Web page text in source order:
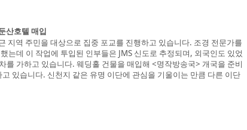
산호텔 매입
지역 주민을 대상으로 집중 포교를 진행하고 있습니다. 조경 전문가를
는데 이 작업에 투입된 인부들은 JMS 신도로 추정되며, 외국인도 있었
를 가하고 있습니다. 웨딩홀 건물을 매입해 <명작방송국> 개국을 준비
있습니다. 신천지 같은 유명 이단에 관심을 기울이는 만큼 다른 이단